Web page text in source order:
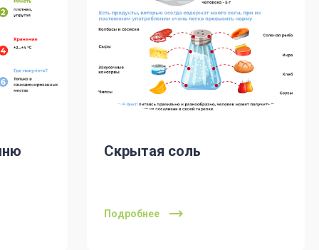
Скрытая соль
Подробнее